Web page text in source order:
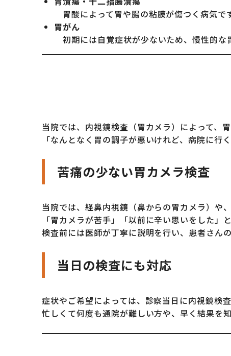
胃酸によって胃や腸の粘膜が傷つく病気で
胃がん
初期には自覚症状が少ないため、慢性的な
当院では、内視鏡検査（胃カメラ）によって、
「なんとなく胃の調子が悪いけれど、病院に
苦痛の少ない胃カメラ検査
当院では、経鼻内視鏡（鼻からの胃カメラ）や
「胃カメラが苦手」「以前に辛い思いをした」
検査前には医師が丁寧に説明を行い、患者さん
当日の検査にも対応
症状やご希望によっては、診察当日に内視鏡検
忙しくて何度も通院が難しい方や、早く結果を